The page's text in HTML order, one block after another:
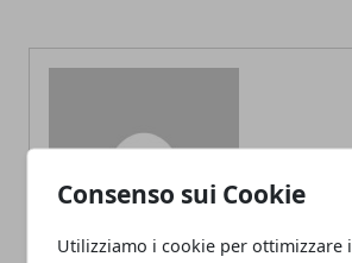
Consenso sui Cookie
Utilizziamo i cookie per ottimizzare